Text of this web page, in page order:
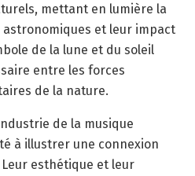
mettant en lumière la
et leur impact
de la lune et du soleil
entre les forces
de la nature.
de la musique
à illustrer une connexion
esthétique et leur